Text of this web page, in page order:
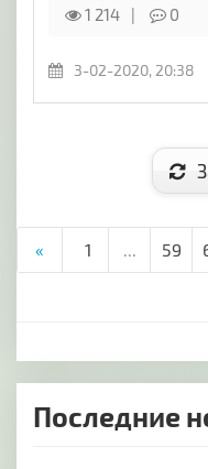
1 214 0
3-02-2020, 20:38
« 1 ... 59
Последние